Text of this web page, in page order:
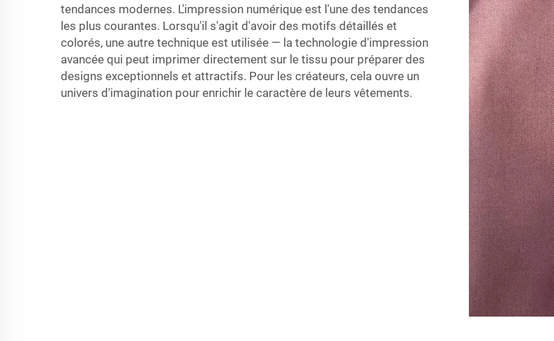
tendances modernes. L'impression numérique est l'une des tendances
les plus courantes. Lorsqu'il s'agit d'avoir des motifs détaillés et
colorés, une autre technique est utilisée — la technologie d'impression
avancée qui peut imprimer directement sur le tissu pour préparer des
designs exceptionnels et attractifs. Pour les créateurs, cela ouvre un
univers d'imagination pour enrichir le caractère de leurs vêtements.